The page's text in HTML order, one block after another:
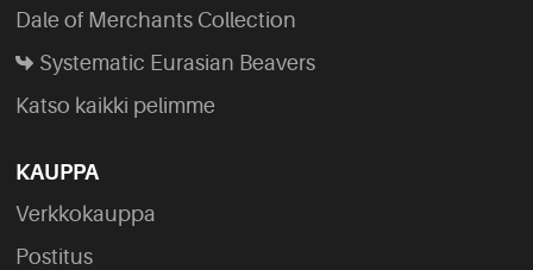
Dale of Merchants Collection
Systematic Eurasian Beavers
Katso kaikki pelimme
KAUPPA
Verkkokauppa
Postitus